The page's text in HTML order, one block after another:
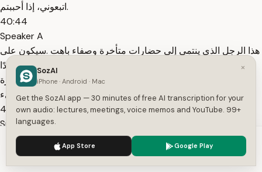
اتبعوني، إذا أحببتم.
40:44
Speaker A
هذا الرجل الذي ينتمي إلى حضارات متأخرة وصفاء باهت .سيكون على
العموم فرداً غبياً إلى حد ما ستكون أمنيته العميقة هي أن يضع حدًا
نهائيًا .للحرب بيد أنه هو نفسه الحرب ،ستظهر له سعادته في صورة
راحة ،وحالة شبعه التي لا (يعكر صفوها) شيء
41:13
Speaker A
في رحلة طائر فوق التضاريس الأوروبية.
41:44
Speaker A
We use cookies to enhance your experience.
×
SozAI
iPhone · Android · Mac
Get the SozAI app — 30 minutes of free AI transcription for your
own audio: lectures, meetings, voice memos and YouTube. 99+
languages.
App Store Google Play